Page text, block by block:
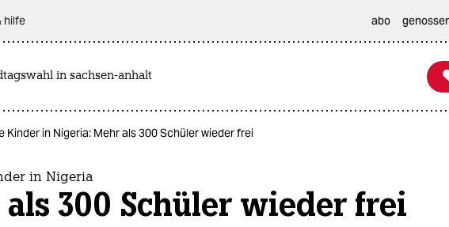
hilfe abo
in sachsen-anhalt
Kinder in Nigeria: Mehr als 300 Schüler wieder frei
in Nigeria
300 Schüler wieder frei